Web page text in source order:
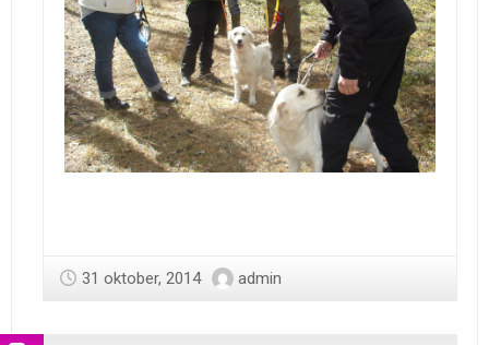
31 oktober, 2014 admin